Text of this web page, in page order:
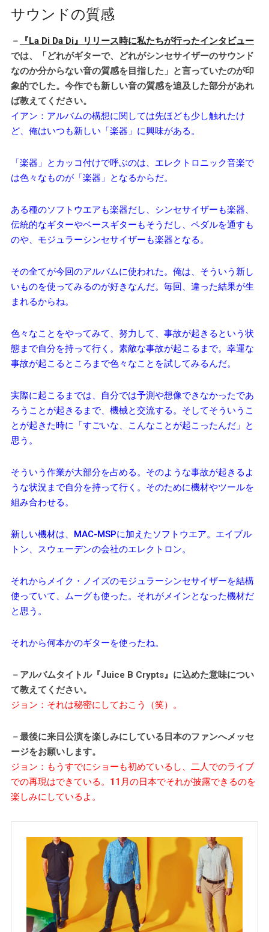
サウンドの質感
－
『La Di Da Di』リリース時に私たちが行ったインタビュー
では、「どれがギターで、どれがシンセサイザーのサウンド
なのか分からない音の質感を目指した」と言っていたのが印
象的でした。今作でも新しい音の質感を追及した部分があれ
ば教えてください。
イアン：アルバムの構想に関しては先ほども少し触れたけ
ど、俺はいつも新しい「楽器」に興味がある。
「楽器」とカッコ付けで呼ぶのは、エレクトロニック音楽で
は色々なものが「楽器」となるからだ。
ある種のソフトウエアも楽器だし、シンセサイザーも楽器、
伝統的なギターやベースギターもそうだし、ペダルを通すも
のや、モジュラーシンセサイザーも楽器となる。
その全てが今回のアルバムに使われた。俺は、そういう新し
いものを使ってみるのが好きなんだ。毎回、違った結果が生
まれるからね。
色々なことをやってみて、努力して、事故が起きるという状
態まで自分を持って行く。素敵な事故が起こるまで。幸運な
事故が起こるところまで色々なことを試してみるんだ。
実際に起こるまでは、自分では予測や想像できなかったであ
ろうことが起きるまで、機械と交流する。そしてそういうこ
とが起きた時に「すごいな、こんなことが起こったんだ」と
思う。
そういう作業が大部分を占める。そのような事故が起きるよ
うな状況まで自分を持って行く。そのために機材やツールを
組み合わせる。
新しい機材は、MAC-MSPに加えたソフトウエア。エイブル
トン、スウェーデンの会社のエレクトロン。
それからメイク・ノイズのモジュラーシンセサイザーを結構
使っていて、ムーグも使った。それがメインとなった機材だ
と思う。
それから何本かのギターを使ったね。
－アルバムタイトル『Juice B Crypts』に込めた意味につい
て教えてください。
ジョン：それは秘密にしておこう（笑）。
－最後に来日公演を楽しみにしている日本のファンへメッセ
ージをお願いします。
ジョン：もうすでにショーも初めているし、二人でのライブ
での再現はできている。11月の日本でそれが披露できるのを
楽しみにしているよ。